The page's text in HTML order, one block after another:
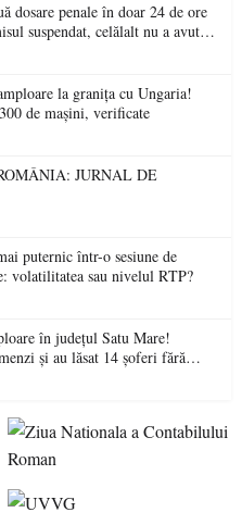
dosare penale în doar 24 de ore
suspendat, celălalt nu a avut
la granița cu Ungaria!
de mașini, verificate
JURNAL DE
puternic într-o sesiune de
volatilitatea sau nivelul RTP?
în județul Satu Mare!
și au lăsat 14 șoferi fără